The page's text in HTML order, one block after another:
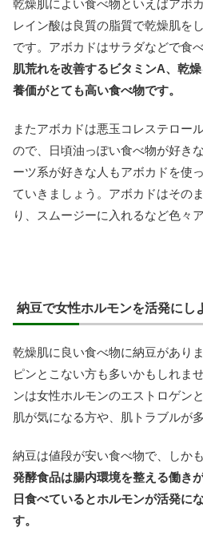
乾燥肌によい食べ物といえばアボ
レイン酸は良質の脂質で乾燥肌を
です。アボカドはサラダなどで食
肌荒れを改善するビタミンA、乾
養価がとても高い食べ物です。
またアボカドは悪玉コレステロー
ので、日頃油っぽい食べ物が好き
ーツ系が好きな人もアボカドを使
ていきましょう。アボカドはその
り、スムージーに入れるなど色々
納豆で女性ホルモンを活発に
乾燥肌に良い食べ物に納豆があり
ピンとこない方も多いかもしれま
ンは女性ホルモンのエストロゲン
肌が気になる方や、肌トラブルが
納豆は値段が安い食べ物で、しか
発酵食品は腸内環境を整える働き
日食べているとホルモンが活発に
す。